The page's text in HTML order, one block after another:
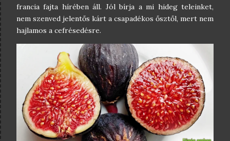
francia fajta hírében áll. Jól bírja a mi hideg teleinket,
nem szenved jelentős kárt a csapadékos ősztől, mert nem
hajlamos a cefrésedésre.